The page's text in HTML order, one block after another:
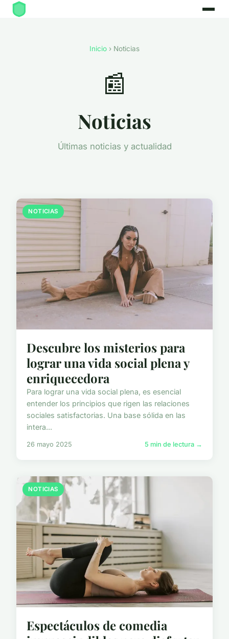
Inicio › Noticias
📰
Noticias
Últimas noticias y actualidad
NOTICIAS
Descubre los misterios para
lograr una vida social plena y
enriquecedora
Para lograr una vida social plena, es esencial
entender los principios que rigen las relaciones
sociales satisfactorias. Una base sólida en las
intera...
26 mayo 2025 5 min de lectura →
NOTICIAS
Espectáculos de comedia